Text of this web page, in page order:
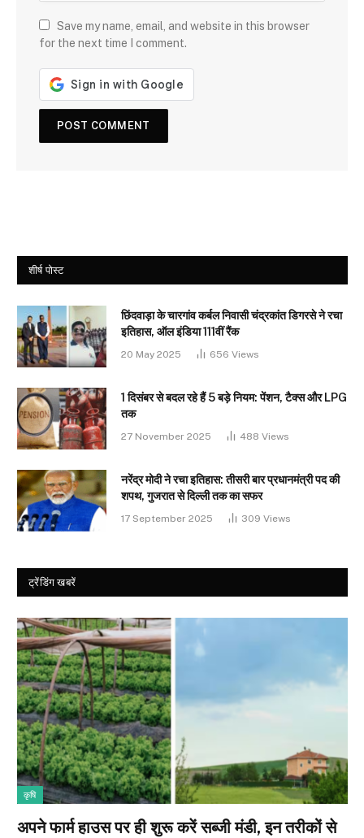
Save my name, email, and website in this browser
for the next time I comment.
शीर्ष पोस्ट
छिंदवाड़ा के चारगांव कर्बल निवासी चंद्रकांत डिगरसे ने रचा
इतिहास, ऑल इंडिया 111वीं रैंक
20 May 2025 656 Views
1 दिसंबर से बदल रहे हैं 5 बड़े नियम: पेंशन, टैक्स और LPG
तक
27 November 2025 488 Views
नरेंद्र मोदी ने रचा इतिहास: तीसरी बार प्रधानमंत्री पद की
शपथ, गुजरात से दिल्ली तक का सफर
17 September 2025 309 Views
ट्रेंडिंग खबरें
कृषि
अपने फार्म हाउस पर ही शुरू करें सब्जी मंडी, इन तरीकों से